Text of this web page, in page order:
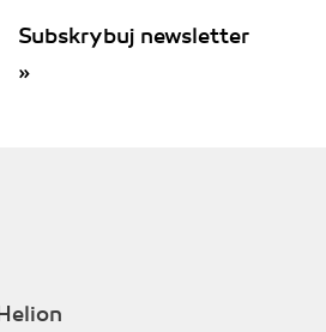
ale nie zapominasz o
imieniem i nazwiskiem
Subskrybuj newsletter
»